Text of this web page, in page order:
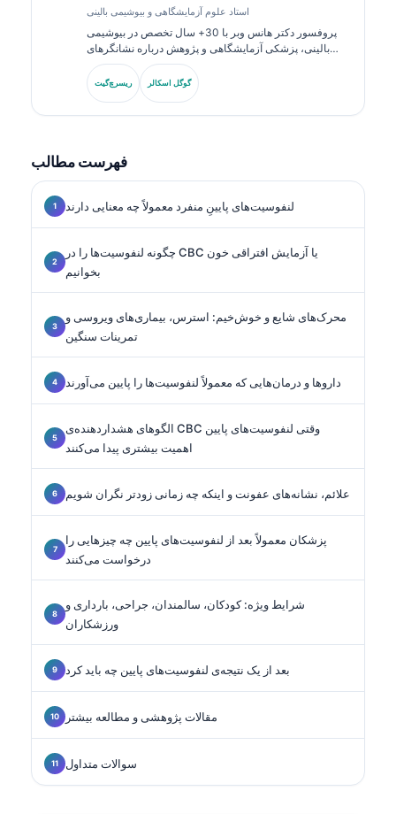
استاد علوم آزمایشگاهی و بیوشیمی بالینی
پروفسور دکتر هانس وبر با 30+ سال تخصص در بیوشیمی
بالینی، پزشکی آزمایشگاهی و پژوهش درباره نشانگرهای
زیستی به این حوزه می‌پردازد. او پیش‌تر رئیس انجمن شیمی
بالینی آلمان بوده و در تحلیل پنل‌های تشخیصی،
استانداردسازی نشانگرهای زیستی و پزشکی آزمایشگاهی با
ریسرچ‌گیت گوگل اسکالر
فهرست مطالب
لنفوسیت‌های پایینِ منفرد معمولاً چه معنایی دارند
چگونه لنفوسیت‌ها را در CBC یا آزمایش افتراقی خون
بخوانیم
محرک‌های شایع و خوش‌خیم: استرس، بیماری‌های ویروسی و
تمرینات سنگین
داروها و درمان‌هایی که معمولاً لنفوسیت‌ها را پایین می‌آورند
الگوهای هشداردهنده‌ی CBC وقتی لنفوسیت‌های پایین
اهمیت بیشتری پیدا می‌کنند
علائم، نشانه‌های عفونت و اینکه چه زمانی زودتر نگران شویم
پزشکان معمولاً بعد از لنفوسیت‌های پایین چه چیزهایی را
درخواست می‌کنند
شرایط ویژه: کودکان، سالمندان، جراحی، بارداری و
ورزشکاران
بعد از یک نتیجه‌ی لنفوسیت‌های پایین چه باید کرد
مقالات پژوهشی و مطالعه بیشتر
سوالات متداول